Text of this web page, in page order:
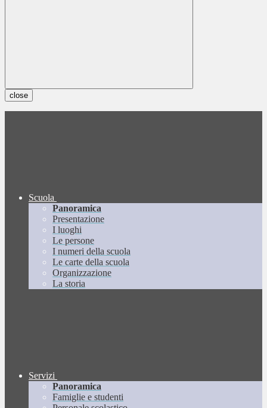
close
Scuola
Panoramica
Presentazione
I luoghi
Le persone
I numeri della scuola
Le carte della scuola
Organizzazione
La storia
Servizi
Panoramica
Famiglie e studenti